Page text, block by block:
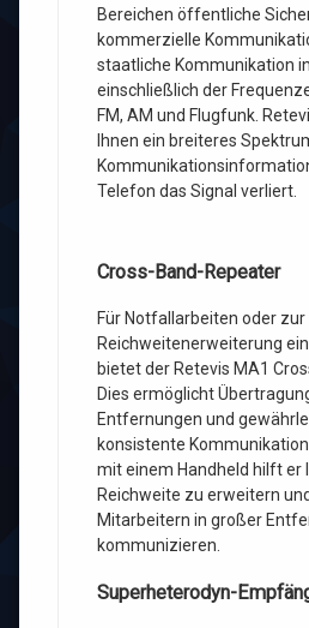
Bereichen öffentliche
kommerzielle
staatliche Kommunikation
einschließlich der
FM, AM und Flugfunk.
Ihnen ein breiteres
Telefon das Signal verliert.
Cross-Band-Repeater
Für Notfallarbeiten oder zur
Reichweitenerweiterung
bietet der Retevis MA1
Dies ermöglicht
Entfernungen und
konsistente
mit einem Handheld hilft er
Reichweite zu erweitern
Mitarbeitern in großer
kommunizieren.
Superheterodyn-